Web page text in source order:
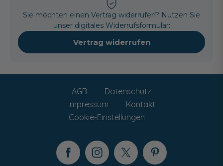
Sie möchten einen Vertrag widerrufen? Nutzen Sie
unser digitales Widerrufsformular:
Vertrag widerrufen
AGB
Datenschutz
Impressum
Kontakt
Cookie-Einstellungen